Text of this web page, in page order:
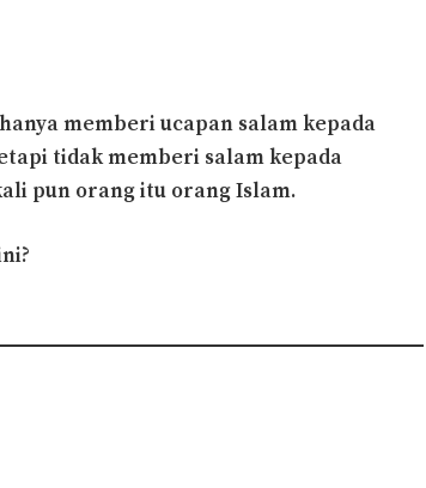
memberi ucapan salam kepada
tidak memberi salam kepada
pun orang itu orang Islam.